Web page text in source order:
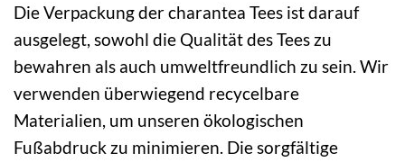
Die Verpackung der charantea Tees ist darauf
ausgelegt, sowohl die Qualität des Tees zu
bewahren als auch umweltfreundlich zu sein. Wir
verwenden überwiegend recycelbare
Materialien, um unseren ökologischen
Fußabdruck zu minimieren. Die sorgfältige